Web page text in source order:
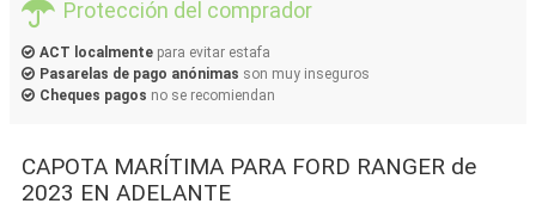
Protección del comprador
ACT localmente para evitar estafa
Pasarelas de pago anónimas son muy inseguros
Cheques pagos no se recomiendan
CAPOTA MARÍTIMA PARA FORD RANGER de
2023 EN ADELANTE